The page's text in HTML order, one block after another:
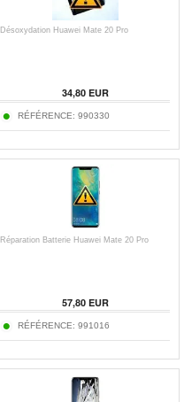
Désoxydation Huawei Mate 20 Pro
34,80 EUR
RÉFÉRENCE: 990330
Réparation Batterie Huawei Mate 20 Pro
57,80 EUR
RÉFÉRENCE: 991016